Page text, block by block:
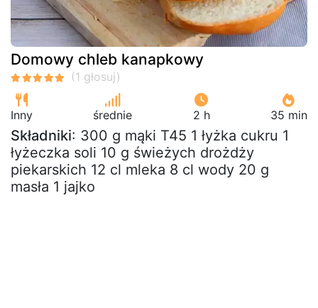
Domowy chleb kanapkowy
Inny średnie 2 h 35 min
Składniki: 300 g mąki T45 1 łyżka cukru 1
łyżeczka soli 10 g świeżych drożdży
piekarskich 12 cl mleka 8 cl wody 20 g
masła 1 jajko